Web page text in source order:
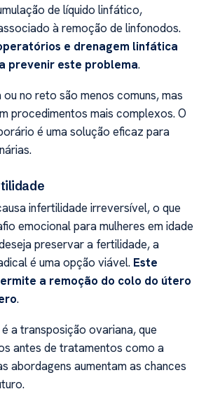
de líquido linfático,
à remoção de linfonodos.
e drenagem linfática
prevenir este problema.
no reto são menos comuns, mas
procedimentos mais complexos. O
é uma solução eficaz para
infertilidade irreversível, o que
emocional para mulheres em idade
preservar a fertilidade, a
é uma opção viável. Este
a remoção do colo do útero
.
a transposição ovariana, que
antes de tratamentos como a
abordagens aumentam as chances